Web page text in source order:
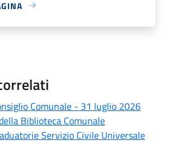
Comunale - 31 luglio 2026
Biblioteca Comunale
Servizio Civile Universale